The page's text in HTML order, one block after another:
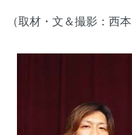
（取材・文＆撮影：西本